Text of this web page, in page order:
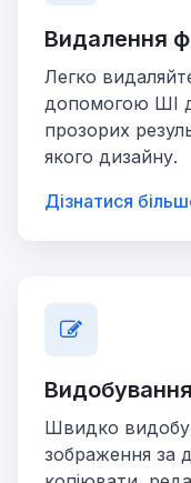
Видалення
Легко
допомогою ШІ
прозорих
якого дизайну.
Дізнатися
Швидко
зображення за